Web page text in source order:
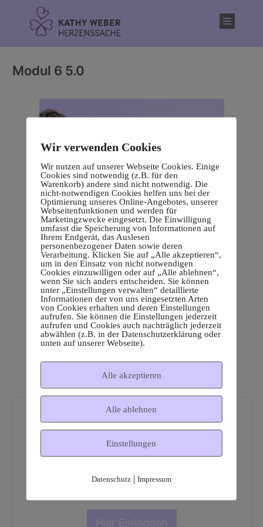
Modul 6 5.0
Dies ist ein geschützter
Mitgliederbereich!
Hier Einloggen
Wir verwenden Cookies
Wir nutzen auf unserer Webseite Cookies. Einige
Cookies sind notwendig (z.B. für den
Warenkorb) andere sind nicht notwendig. Die
nicht-notwendigen Cookies helfen uns bei der
Optimierung unseres Online-Angebotes, unserer
Webseitenfunktionen und werden für
Marketingzwecke eingesetzt. Die Einwilligung
umfasst die Speicherung von Informationen auf
Ihrem Endgerät, das Auslesen
personenbezogener Daten sowie deren
Verarbeitung. Klicken Sie auf „Alle akzeptieren“,
um in den Einsatz von nicht notwendigen
Cookies einzuwilligen oder auf „Alle ablehnen“,
wenn Sie sich anders entscheiden. Sie können
unter „Einstellungen verwalten“ detaillierte
Informationen der von uns eingesetzten Arten
von Cookies erhalten und deren Einstellungen
aufrufen. Sie können die Einstellungen jederzeit
aufrufen und Cookies auch nachträglich jederzeit
abwählen (z.B. in der Datenschutzerklärung oder
unten auf unserer Webseite).
Alle akzeptieren
Alle ablehnen
Einstellungen
Datenschutz| Impressum